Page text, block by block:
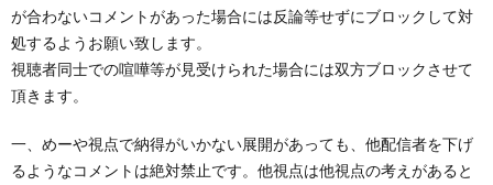
が合わないコメントがあった場合には反論等せずにブロックして対
処するようお願い致します。
視聴者同士での喧嘩等が見受けられた場合には双方ブロックさせて
頂きます。
一、めーや視点で納得がいかない展開があっても、他配信者を下げ
るようなコメントは絶対禁止です。他視点は他視点の考えがあると